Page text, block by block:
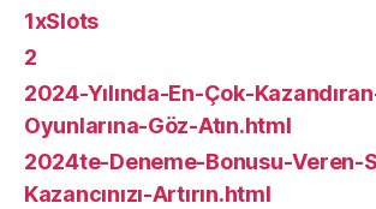
1xSlots
2
2024-Yılında-En-Çok-
Oyunlarına-Göz-Atın.html
2024te-Deneme-Bonusu-Veren-
Kazancınızı-Artırın.html